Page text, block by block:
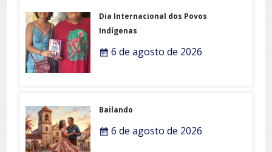
Dia Internacional dos Povos
Indígenas
6 de agosto de 2026
Bailando
6 de agosto de 2026